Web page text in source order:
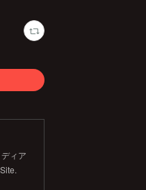
ィア
Site.